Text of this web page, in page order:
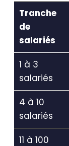
Tranche
de
salariés
1 à 3
salariés
4 à 10
salariés
11 à 100